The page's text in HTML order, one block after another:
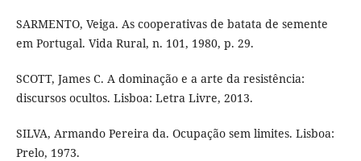
SARMENTO, Veiga. As cooperativas de batata de semente
em Portugal. Vida Rural, n. 101, 1980, p. 29.
SCOTT, James C. A dominação e a arte da resistência:
discursos ocultos. Lisboa: Letra Livre, 2013.
SILVA, Armando Pereira da. Ocupação sem limites. Lisboa:
Prelo, 1973.